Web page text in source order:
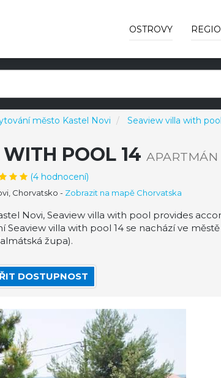
OSTROVY
město Kastel Novi Seaview villa with
POOL 14 APARTMÁN
(4hodnocení)
Chorvatsko - Zobrazit na mapě Chorvatska
Novi, Seaview villa with pool provides
villa with pool 14 se nachází ve
župa).
DOSTUPNOST